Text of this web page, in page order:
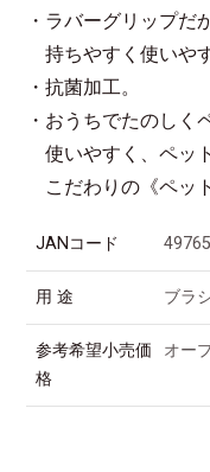
・ラバーグリップだ
持ちやすく使いや
・抗菌加工。
・おうちでたのしく
使いやすく、ペッ
こだわりの《ペッ
JANコード
用 途 ブラ
参考希望小売価
格
オー